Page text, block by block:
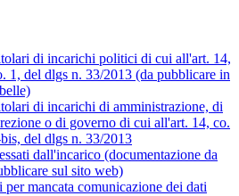
di incarichi politici di cui all'art. 14,
1, del dlgs n. 33/2013 (da pubblicare in
di incarichi di amministrazione, di
o di governo di cui all'art. 14, co.
del dlgs n. 33/2013
dall'incarico (documentazione da
sul sito web)
per mancata comunicazione dei dati